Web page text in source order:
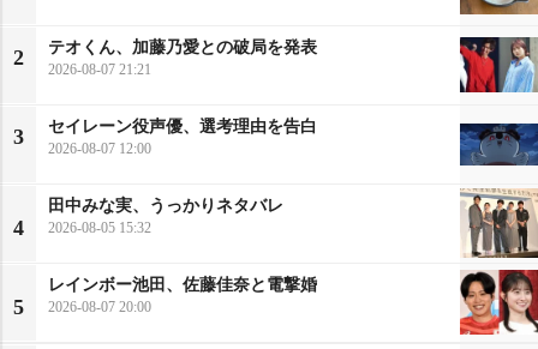
2
テオくん、加藤乃愛との破局を発表
2026-08-07 21:21
3
セイレーン役声優、選考理由を告白
2026-08-07 12:00
4
田中みな実、うっかりネタバレ
2026-08-05 15:32
5
レインボー池田、佐藤佳奈と電撃婚
2026-08-07 20:00